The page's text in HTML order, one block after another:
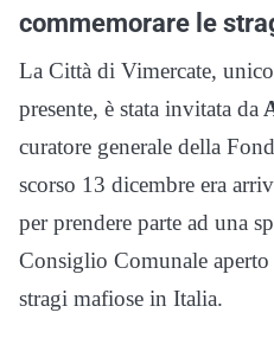
commemorare le
La Città di Vimercate,
presente, è stata invitata da
curatore generale della
scorso 13 dicembre era
per prendere parte ad una
Consiglio Comunale
stragi mafiose in Italia.